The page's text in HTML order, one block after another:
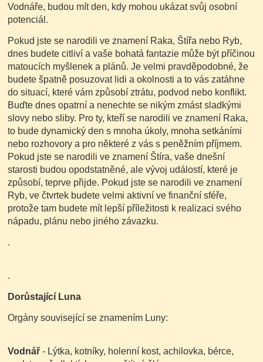
Vodnáře, budou mít den, kdy mohou ukázat svůj osobní
potenciál.
Pokud jste se narodili ve znamení Raka, Štířa nebo Ryb,
dnes budete citliví a vaše bohatá fantazie může být příčinou
matoucích myšlenek a plánů. Je velmi pravděpodobné, že
budete špatně posuzovat lidi a okolnosti a to vás zatáhne
do situací, které vám způsobí ztrátu, podvod nebo konflikt.
Buďte dnes opatrní a nenechte se nikým zmást sladkými
slovy nebo sliby. Pro ty, kteří se narodili ve znamení Raka,
to bude dynamický den s mnoha úkoly, mnoha setkáními
nebo rozhovory a pro některé z vás s peněžním příjmem.
Pokud jste se narodili ve znamení Štíra, vaše dnešní
starosti budou opodstatněné, ale vývoj událostí, které je
způsobí, teprve přijde. Pokud jste se narodili ve znamení
Ryb, ve čtvrtek budete velmi aktivní ve finanční sféře,
protože tam budete mít lepší příležitosti k realizaci svého
nápadu, plánu nebo jiného závazku.
.
.
Dorůstající Luna
Orgány související se znamením Luny:
Vodnář - Lýtka, kotníky, holenní kost, achilovka, bérce,